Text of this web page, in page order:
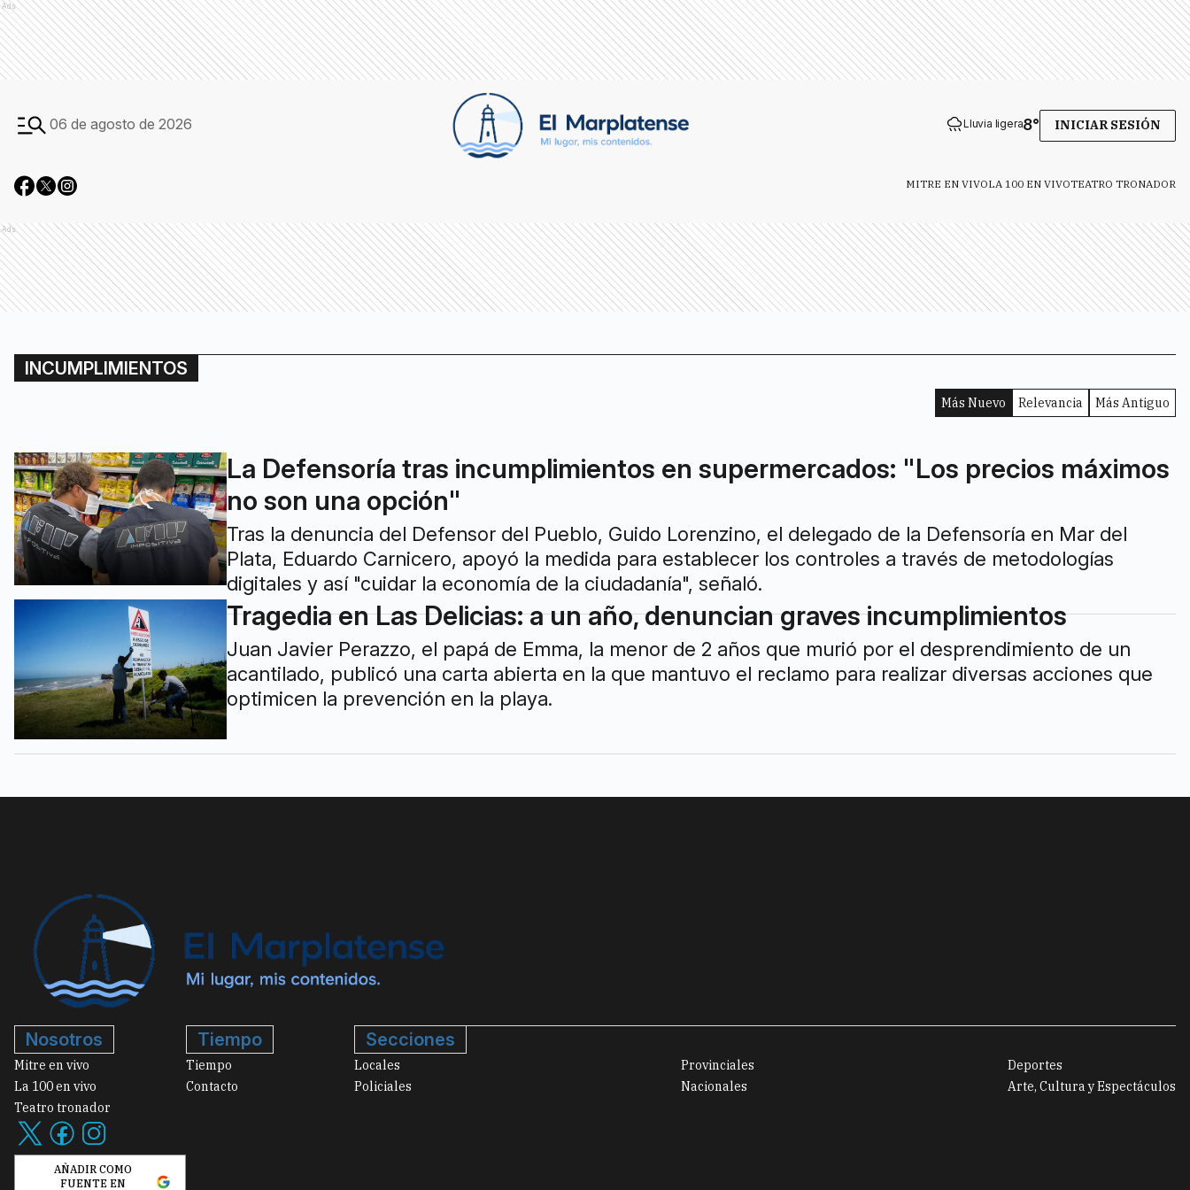
Ads
06 de agosto de 2026 Lluvia ligera8° INICIAR SESIÓN
MITRE EN VIVOLA 100 EN VIVOTEATRO TRONADOR
Ads
INCUMPLIMIENTOS
Más Nuevo Relevancia Más Antiguo
La Defensoría tras incumplimientos en supermercados: "Los precios máximos
no son una opción"
Tras la denuncia del Defensor del Pueblo, Guido Lorenzino, el delegado de la Defensoría en Mar del
Plata, Eduardo Carnicero, apoyó la medida para establecer los controles a través de metodologías
digitales y así "cuidar la economía de la ciudadanía", señaló.
Tragedia en Las Delicias: a un año, denuncian graves incumplimientos
Juan Javier Perazzo, el papá de Emma, la menor de 2 años que murió por el desprendimiento de un
acantilado, publicó una carta abierta en la que mantuvo el reclamo para realizar diversas acciones que
optimicen la prevención en la playa.
Nosotros
Mitre en vivo
La 100 en vivo
Teatro tronador
AÑADIR COMO
FUENTE EN
Tiempo
Tiempo
Contacto
Secciones
Locales
Policiales
Provinciales
Nacionales
Deportes
Arte, Cultura y Espectáculos